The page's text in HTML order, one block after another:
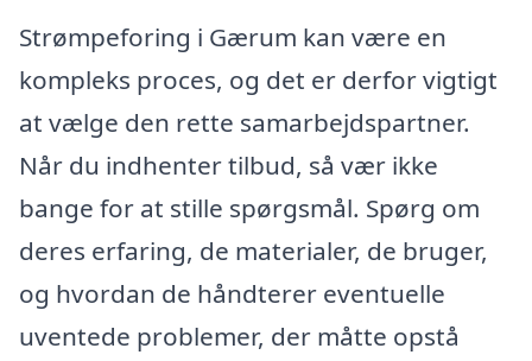
Strømpeforing i Gærum kan være en
kompleks proces, og det er derfor vigtigt
at vælge den rette samarbejdspartner.
Når du indhenter tilbud, så vær ikke
bange for at stille spørgsmål. Spørg om
deres erfaring, de materialer, de bruger,
og hvordan de håndterer eventuelle
uventede problemer, der måtte opstå